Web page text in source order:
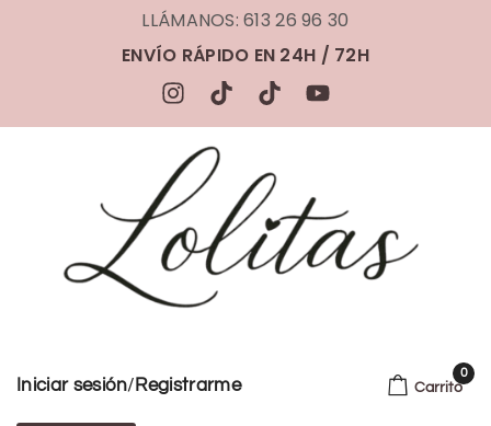
LLÁMANOS: 613 26 96 30
ENVÍO RÁPIDO EN 24H / 72H
Iniciar sesión/ Registrarme Carrito
0